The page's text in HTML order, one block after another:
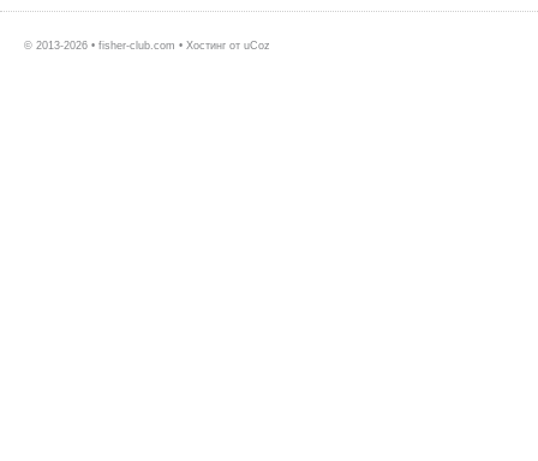
© 2013-2026 • fisher-club.com • Хостинг от uCoz